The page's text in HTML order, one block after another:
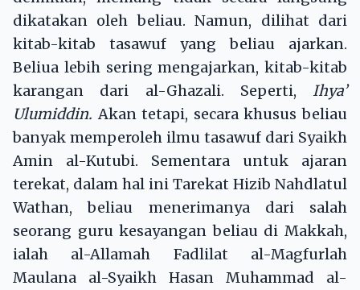
dikatakan oleh beliau. Namun, dilihat dari
kitab-kitab tasawuf yang beliau ajarkan.
Beliua lebih sering mengajarkan, kitab-kitab
karangan dari al-Ghazali. Seperti, Ihya’
Ulumiddin.Akan tetapi, secara khusus beliau
banyak memperoleh ilmu tasawuf dari Syaikh
Amin al-Kutubi. Sementara untuk ajaran
terekat, dalam hal ini Tarekat Hizib Nahdlatul
Wathan, beliau menerimanya dari salah
seorang guru kesayangan beliau di Makkah,
ialah al-Allamah Fadlilat al-Magfurlah
Maulana al-Syaikh Hasan Muhammad al-